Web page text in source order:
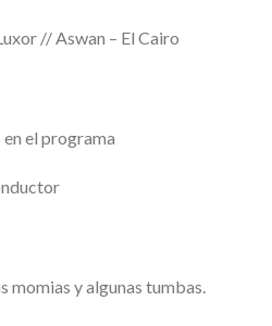
// Aswan – El Cairo
el programa
momias y algunas tumbas.